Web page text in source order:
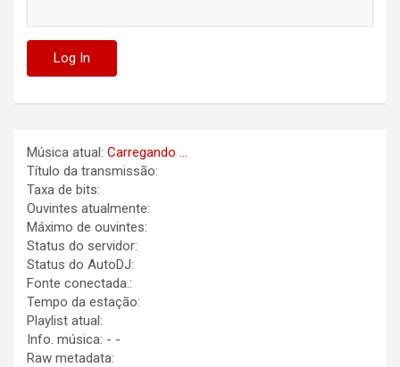
Música atual: Carregando ...
Título da transmissão:
Taxa de bits:
Ouvintes atualmente:
Máximo de ouvintes:
Status do servidor:
Status do AutoDJ:
Fonte conectada.:
Tempo da estação:
Playlist atual:
Info. música: - -
Raw metadata: